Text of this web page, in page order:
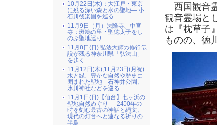
西国観音
観音霊場と
は『枕草子
ものの、徳
10月22日(木)：大江戸・東京
に残る深い森と水の聖地― 小
石川後楽園を巡る
11月9日（月）法隆寺、中宮
寺：斑鳩の里・聖徳太子をし
のぶ聖地巡り
11月8日(日) 弘法大師の修行伝
説が残る神奈川県「弘法山」
を歩く
11月12日(木),11月23日(月祝)
水と緑、豊かな自然や歴史に
囲まれた聖地－石神井公園、
氷川神社などを巡る
11月1日(日)【仙台】七ヶ浜の
聖地自然めぐり──2400年の
時を刻む最古の神話と縄文、
現代の灯台へと連なる祈りの
半島